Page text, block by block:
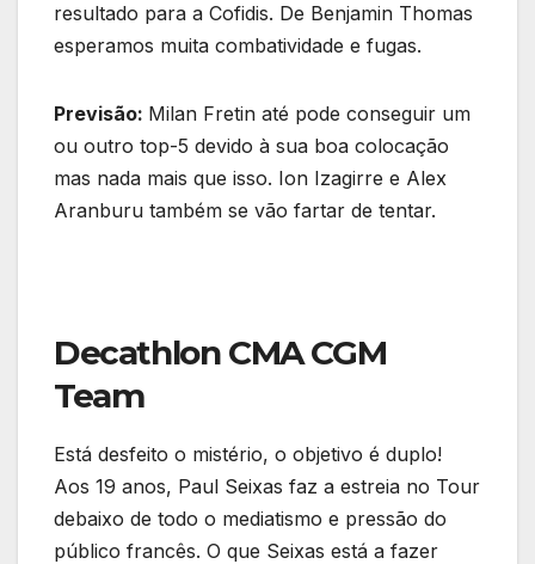
resultado para a Cofidis. De Benjamin Thomas
esperamos muita combatividade e fugas.
Previsão: Milan Fretin até pode conseguir um
ou outro top-5 devido à sua boa colocação
mas nada mais que isso. Ion Izagirre e Alex
Aranburu também se vão fartar de tentar.
Decathlon CMA CGM
Team
Está desfeito o mistério, o objetivo é duplo!
Aos 19 anos, Paul Seixas faz a estreia no Tour
debaixo de todo o mediatismo e pressão do
público francês. O que Seixas está a fazer